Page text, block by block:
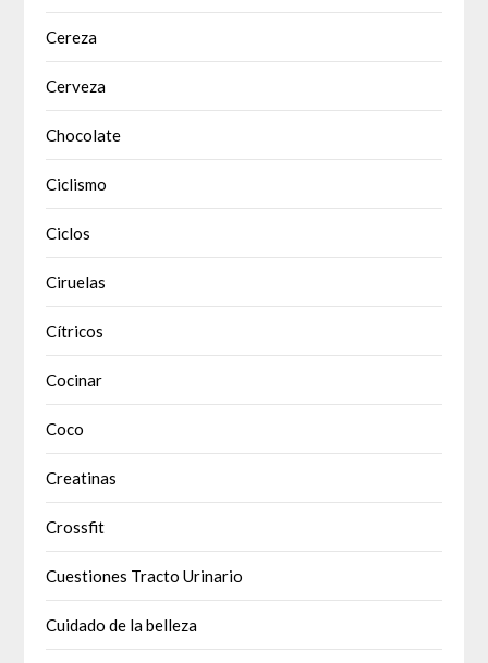
Cereza
Cerveza
Chocolate
Ciclismo
Ciclos
Ciruelas
Cítricos
Cocinar
Coco
Creatinas
Crossfit
Cuestiones Tracto Urinario
Cuidado de la belleza